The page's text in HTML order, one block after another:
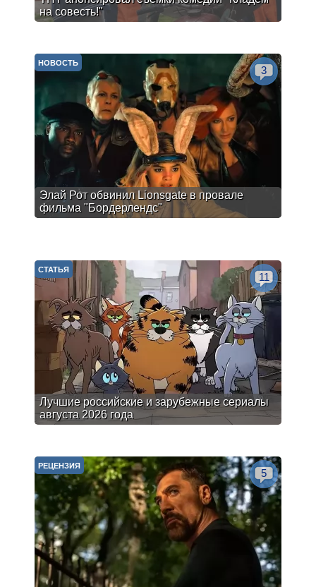
на совесть!"
Элай Рот обвинил Lionsgate в провале
фильма "Бордерлендс"
НОВОСТЬ
3
Лучшие российские и зарубежные сериалы
августа 2026 года
СТАТЬЯ
11
РЕЦЕНЗИЯ
5